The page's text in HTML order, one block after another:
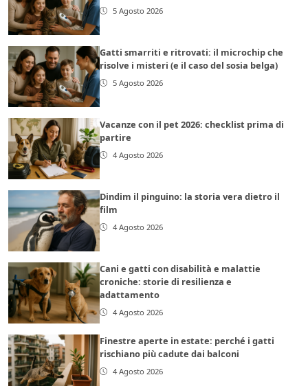
5 Agosto 2026
Gatti smarriti e ritrovati: il microchip che
risolve i misteri (e il caso del sosia belga)
5 Agosto 2026
Vacanze con il pet 2026: checklist prima di
partire
4 Agosto 2026
Dindim il pinguino: la storia vera dietro il
film
4 Agosto 2026
Cani e gatti con disabilità e malattie
croniche: storie di resilienza e
adattamento
4 Agosto 2026
Finestre aperte in estate: perché i gatti
rischiano più cadute dai balconi
4 Agosto 2026